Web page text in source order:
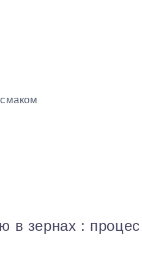
в зернах : процес